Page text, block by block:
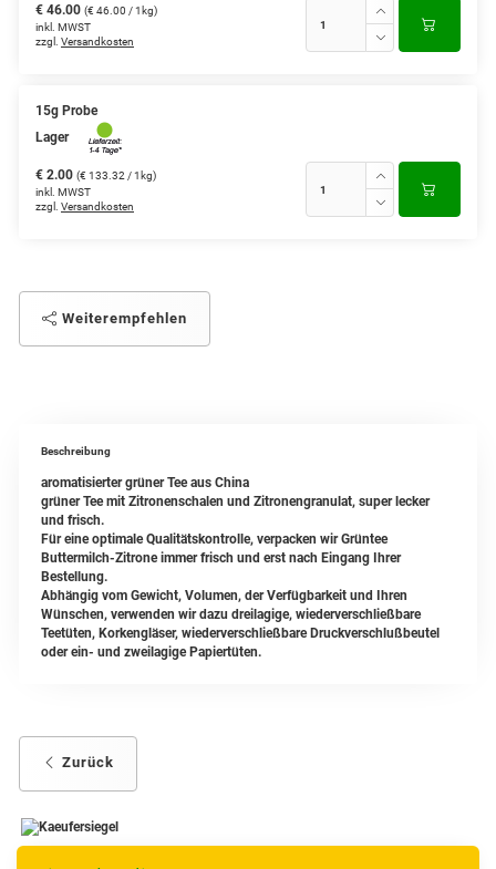
€ 46.00 (€ 46.00 / 1kg)
inkl. MWST
zzgl. Versandkosten
15g Probe
Lager
€ 2.00 (€ 133.32 / 1kg)
inkl. MWST
zzgl. Versandkosten
Weiterempfehlen
Beschreibung
aromatisierter grüner Tee aus China
grüner Tee mit Zitronenschalen und Zitronengranulat, super lecker
und frisch.
Für eine optimale Qualitätskontrolle, verpacken wir Grüntee
Buttermilch-Zitrone immer frisch und erst nach Eingang Ihrer
Bestellung.
Abhängig vom Gewicht, Volumen, der Verfügbarkeit und Ihren
Wünschen, verwenden wir dazu dreilagige, wiederverschließbare
Teetüten, Korkengläser, wiederverschließbare Druckverschlußbeutel
oder ein- und zweilagige Papiertüten.
Zurück